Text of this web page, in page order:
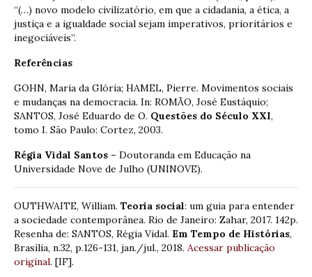
“(…) novo modelo civilizatório, em que a cidadania, a ética, a
justiça e a igualdade social sejam imperativos, prioritários e
inegociáveis”.
Referências
GOHN, Maria da Glória; HAMEL, Pierre. Movimentos sociais
e mudanças na democracia. In: ROMÃO, José Eustáquio;
SANTOS, José Eduardo de O. Questões do Século XXI,
tomo I. São Paulo: Cortez, 2003.
Régia Vidal Santos – Doutoranda em Educação na
Universidade Nove de Julho (UNINOVE).
OUTHWAITE, William. Teoria social: um guia para entender
a sociedade contemporânea. Rio de Janeiro: Zahar, 2017. 142p.
Resenha de: SANTOS, Régia Vidal. Em Tempo de Histórias,
Brasília, n.32, p.126-131, jan./jul., 2018. Acessar publicação
original. [IF].